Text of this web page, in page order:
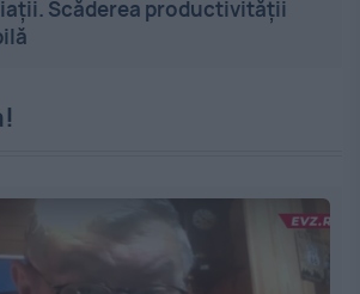
Scăderea productivității